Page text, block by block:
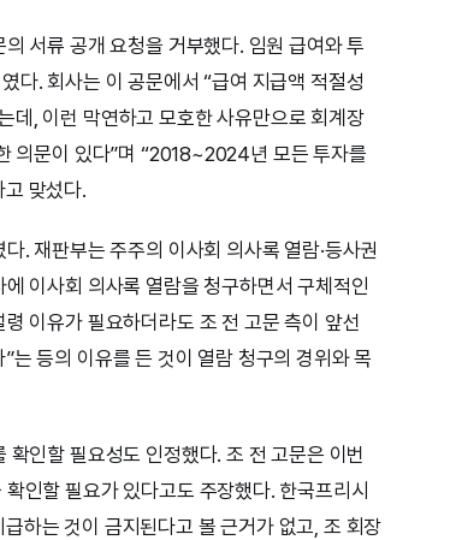
서류 공개 요청을 거부했다. 임원 급여와 투
다. 회사는 이 공문에서 “급여 지급액 적절성
데, 이런 막연하고 모호한 사유만으로 회계장
의문이 있다”며 “2018~2024년 모든 투자를
맞섰다.
. 재판부는 주주의 이사회 의사록 열람·등사권
이사회 의사록 열람을 청구하면서 구체적인
이유가 필요하더라도 조 전 고문 측이 앞선
는 등의 이유를 든 것이 열람 청구의 경위와 목
인할 필요성도 인정했다. 조 전 고문은 이번
인할 필요가 있다고도 주장했다. 한국프리시
하는 것이 금지된다고 볼 근거가 없고, 조 회장